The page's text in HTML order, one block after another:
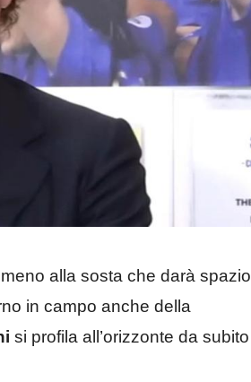
alla sosta che darà spazio
in campo anche della
si profila all’orizzonte da subito